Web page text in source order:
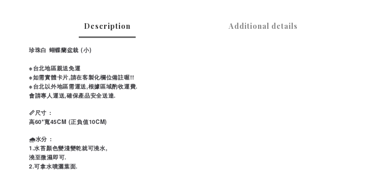
Description Additional details
珍珠白 蝴蝶蘭盆栽 (小)
※台北地區親送免運
※如需實體卡片,請在客製化欄位備註喔!!
※台北以外地區需運送,根據區域酌收運費.
會請專人運送,確保產品安全送達.
📏尺寸 :
高60*寬45CM (正負值10CM)
🌧水分 :
1.水苔顏色變淺變乾就可澆水,
澆至微濕即可.
2.可拿水噴灑葉面.